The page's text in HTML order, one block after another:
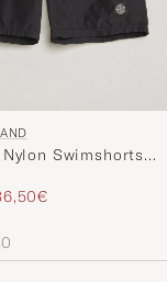
Swimshorts
Preis Preis